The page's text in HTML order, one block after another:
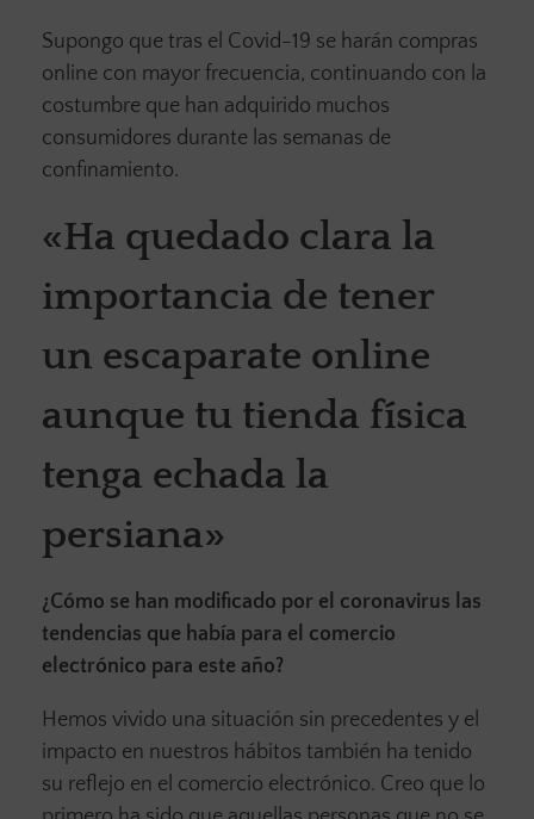
Supongo que tras el Covid-19 se harán compras
online con mayor frecuencia, continuando con la
costumbre que han adquirido muchos
consumidores durante las semanas de
confinamiento.
«Ha quedado clara la
importancia de tener
un escaparate online
aunque tu tienda física
tenga echada la
persiana»
¿Cómo se han modificado por el coronavirus las
tendencias que había para el comercio
electrónico para este año?
Hemos vivido una situación sin precedentes y el
impacto en nuestros hábitos también ha tenido
su reflejo en el comercio electrónico. Creo que lo